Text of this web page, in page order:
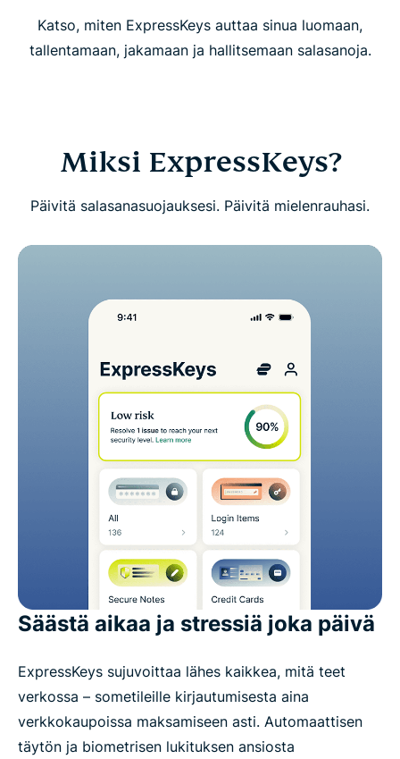
Aloita ExpressKeysin käyttö
UKK: Tietoa ExpressKeysistä
Kokeile ExpressKeysiä riskittömästi uutena
Katso, miten ExpressKeys auttaa sinua luomaan,
tallentamaan, jakamaan ja hallitsemaan salasanoja.
Miksi ExpressKeys?
Päivitä salasanasuojauksesi. Päivitä mielenrauhasi.
Säästä aikaa ja stressiä joka päivä
ExpressKeys sujuvoittaa lähes kaikkea, mitä teet
verkossa – sometileille kirjautumisesta aina
verkkokaupoissa maksamiseen asti. Automaattisen
täytön ja biometrisen lukituksen ansiosta